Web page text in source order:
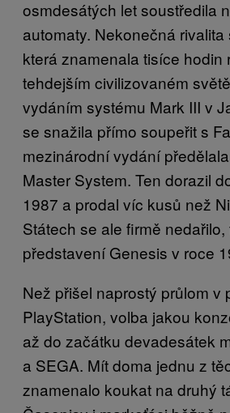
osmdesátých let soustředila
automaty. Nekonečná rivalita
která znamenala tisíce hodin
tehdejším civilizovaném
vydáním systému Mark III v
se snažila přímo soupeřit s
mezinárodní vydání
Master System. Ten dorazil
1987 a prodal víc kusů než
Státech se ale firmě
představení Genesis v roce
Než přišel naprostý průlom v
PlayStation, volba jakou
až do začátku devadesátek
a SEGA. Mít doma jednu z
znamenalo koukat na druhý